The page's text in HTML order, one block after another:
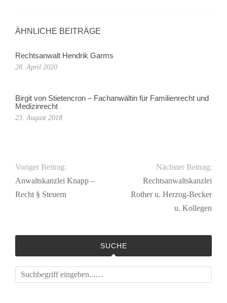
ÄHNLICHE BEITRÄGE
Rechtsanwalt Hendrik Garms
28. April 2020
Birgit von Stietencron – Fachanwältin für Familienrecht und
Medizinrecht
23. August 2018
Voriger Beitrag:
Anwaltskanzlei Knapp –
Recht § Steuern
Nächster Beitrag:
Rechtsanwaltskanzlei
Rother u. Herzog-Becker
u. Kollegen
SUCHE